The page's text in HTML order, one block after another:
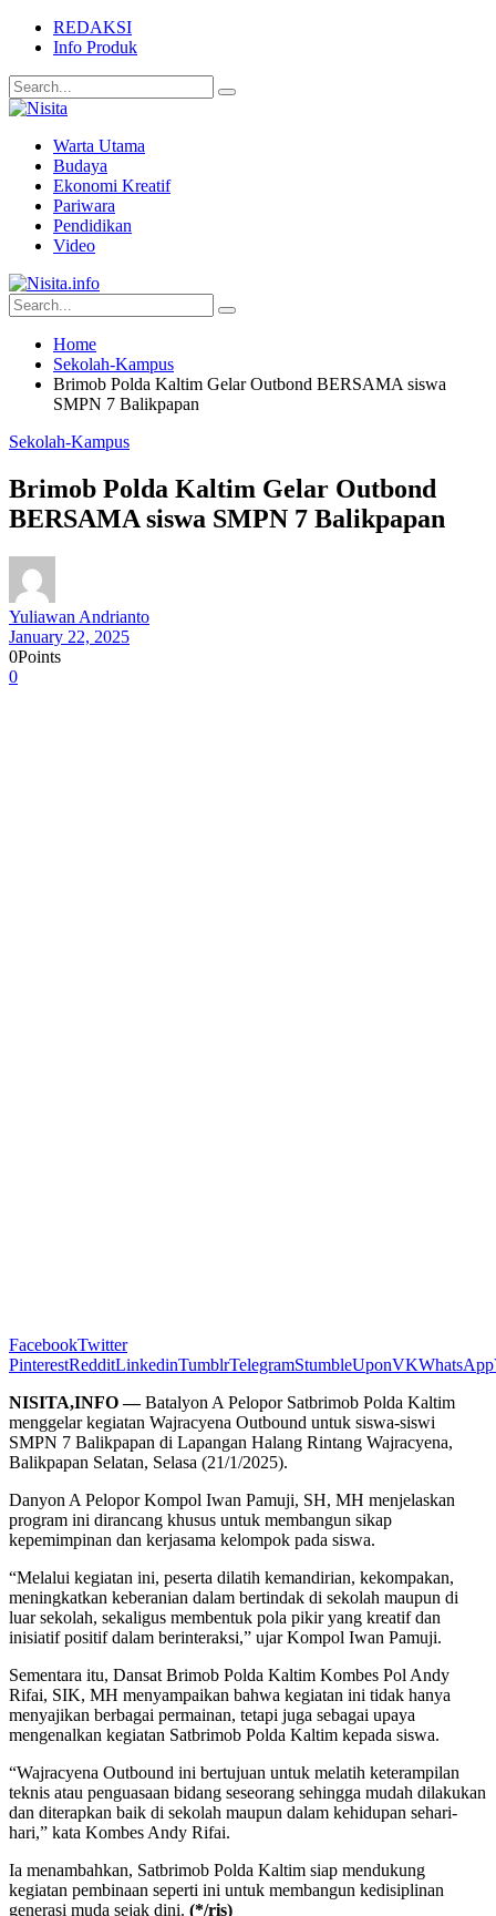
REDAKSI
Info Produk
Warta Utama
Budaya
Ekonomi Kreatif
Pariwara
Pendidikan
Video
Home
Sekolah-Kampus
Brimob Polda Kaltim Gelar Outbond BERSAMA siswa
SMPN 7 Balikpapan
Sekolah-Kampus
Brimob Polda Kaltim Gelar Outbond
BERSAMA siswa SMPN 7 Balikpapan
Yuliawan Andrianto
January 22, 2025
0Points
0
FacebookTwitter
PinterestRedditLinkedinTumblrTelegramStumbleUponVKWhatsApp
NISITA,INFO —Batalyon A Pelopor Satbrimob Polda Kaltim
menggelar kegiatan Wajracyena Outbound untuk siswa-siswi
SMPN 7 Balikpapan di Lapangan Halang Rintang Wajracyena,
Balikpapan Selatan, Selasa (21/1/2025).
Danyon A Pelopor Kompol Iwan Pamuji, SH, MH menjelaskan
program ini dirancang khusus untuk membangun sikap
kepemimpinan dan kerjasama kelompok pada siswa.
“Melalui kegiatan ini, peserta dilatih kemandirian, kekompakan,
meningkatkan keberanian dalam bertindak di sekolah maupun di
luar sekolah, sekaligus membentuk pola pikir yang kreatif dan
inisiatif positif dalam berinteraksi,” ujar Kompol Iwan Pamuji.
Sementara itu, Dansat Brimob Polda Kaltim Kombes Pol Andy
Rifai, SIK, MH menyampaikan bahwa kegiatan ini tidak hanya
menyajikan berbagai permainan, tetapi juga sebagai upaya
mengenalkan kegiatan Satbrimob Polda Kaltim kepada siswa.
“Wajracyena Outbound ini bertujuan untuk melatih keterampilan
teknis atau penguasaan bidang seseorang sehingga mudah dilakukan
dan diterapkan baik di sekolah maupun dalam kehidupan sehari-
hari,” kata Kombes Andy Rifai.
Ia menambahkan, Satbrimob Polda Kaltim siap mendukung
kegiatan pembinaan seperti ini untuk membangun kedisiplinan
generasi muda sejak dini. (*/ris)